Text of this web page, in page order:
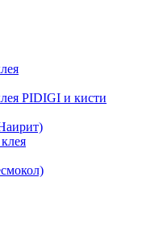
PIDIGI и кисти